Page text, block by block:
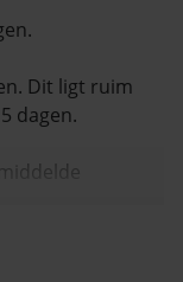
Dit ligt ruim
dagen.